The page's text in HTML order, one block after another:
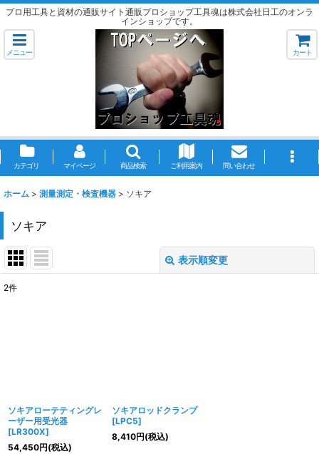
プロ用工具と資材の通販サイト通販プロショップ工具魂は株式会社日工のオンラ
インショップです。
メニュー カート
カテゴリ マイページ 商品検索 ご利用案内 問い合わせ
ホーム > 測量測定・検査機器 > ソキア
ソキア
表示順変更
2件
ソキアローテティングレ
ーザー用受光器
[LR300X]
54,450円(税込)
ソキアロッドクランプ
[LPC5]
8,410円(税込)